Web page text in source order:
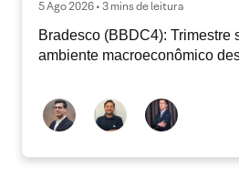
5 Ago 2026 • 3 mins de leitura
Bradesco (BBDC4): Trimestre
ambiente macroeconômico